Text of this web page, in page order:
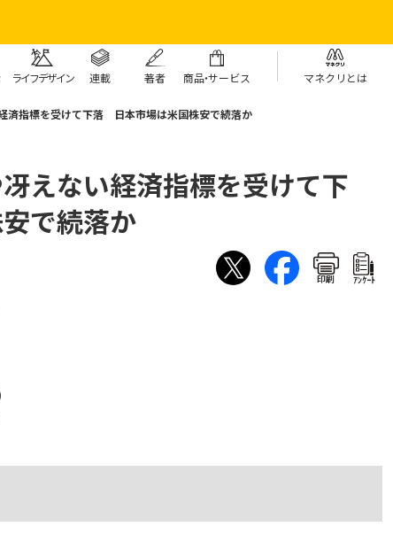
ライフデザイン 連載 著者 商品・サービス マネクリとは
済指標を受けて下落 日本市場は米国株安で続落か
えない経済指標を受けて下
で続落か
印刷 ｱﾝｹｰﾄ